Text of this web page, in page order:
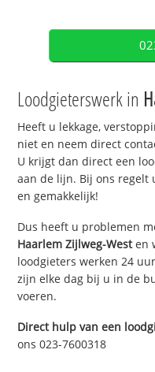
Loodgieterswerk in
Heeft u lekkage,
niet en neem direct
U krijgt dan direct een
aan de lijn. Bij ons regelt
en gemakkelijk!
Dus heeft u problemen
Haarlem Zijlweg-Westen
loodgieters werken 24
zijn elke dag bij u in de
voeren.
Direct hulp van een
ons 023-7600318